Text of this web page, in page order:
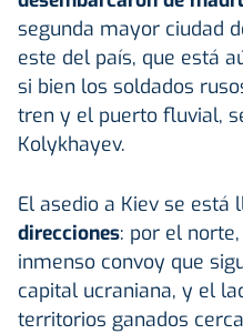
segunda mayor ciudad
este del país, que está
si bien los soldados
tren y el puerto fluvial,
Kolykhayev.
El asedio a Kiev se está
direcciones: por el
inmenso convoy que
capital ucraniana, y el
territorios ganados